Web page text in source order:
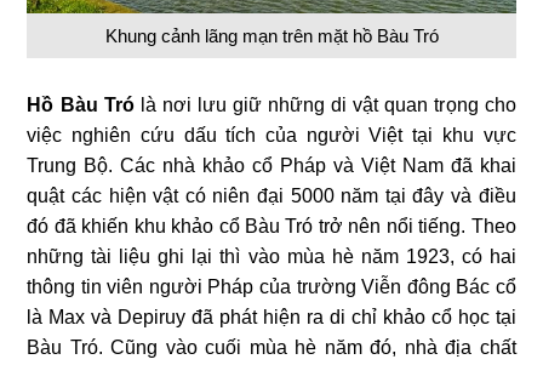
Khung cảnh lãng mạn trên mặt hồ Bàu Tró
Hồ Bàu Trólà nơi lưu giữ những di vật quan trọng cho
việc nghiên cứu dấu tích của người Việt tại khu vực
Trung Bộ. Các nhà khảo cổ Pháp và Việt Nam đã khai
quật các hiện vật có niên đại 5000 năm tại đây và điều
đó đã khiến khu khảo cổ Bàu Tró trở nên nổi tiếng. Theo
những tài liệu ghi lại thì vào mùa hè năm 1923, có hai
thông tin viên người Pháp của trường Viễn đông Bác cổ
là Max và Depiruy đã phát hiện ra di chỉ khảo cổ học tại
Bàu Tró. Cũng vào cuối mùa hè năm đó, nhà địa chất